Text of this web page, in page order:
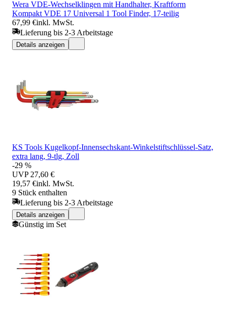
Wera VDE-Wechselklingen mit Handhalter, Kraftform
Kompakt VDE 17 Universal 1 Tool Finder, 17-teilig
67,99 €inkl. MwSt.
Lieferung bis 2-3 Arbeitstage
Details anzeigen
KS Tools Kugelkopf-Innensechskant-Winkelstiftschlüssel-Satz,
extra lang, 9-tlg, Zoll
-29 %
UVP 27,60 €
19,57 €inkl. MwSt.
9 Stück enthalten
Lieferung bis 2-3 Arbeitstage
Details anzeigen
Günstig im Set